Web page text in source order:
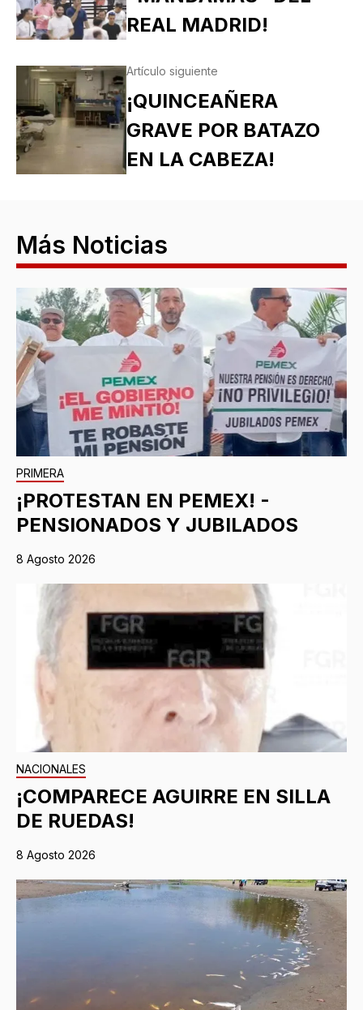
REAL MADRID!
Artículo siguiente
¡QUINCEAÑERA
GRAVE POR BATAZO
EN LA CABEZA!
Más Noticias
PRIMERA
¡PROTESTAN EN PEMEX! -
PENSIONADOS Y JUBILADOS
8 Agosto 2026
NACIONALES
¡COMPARECE AGUIRRE EN SILLA
DE RUEDAS!
8 Agosto 2026